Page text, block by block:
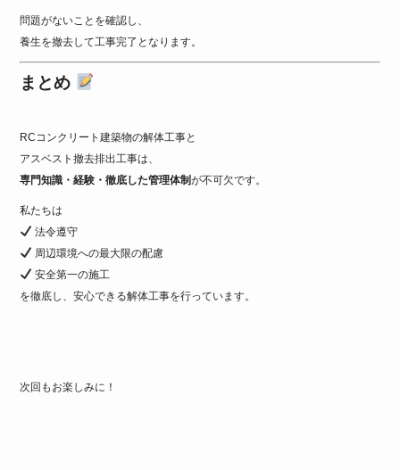
問題がないことを確認し、
養生を撤去して工事完了となります。
まとめ
RCコンクリート建築物の解体工事と
アスベスト撤去排出工事は、
専門知識・経験・徹底した管理体制が不可欠です。
私たちは
法令遵守
周辺環境への最大限の配慮
安全第一の施工
を徹底し、安心できる解体工事を行っています。
次回もお楽しみに！